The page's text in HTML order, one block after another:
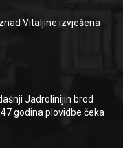
Vitaljine izvješena
Jadrolinijin brod
godina plovidbe čeka